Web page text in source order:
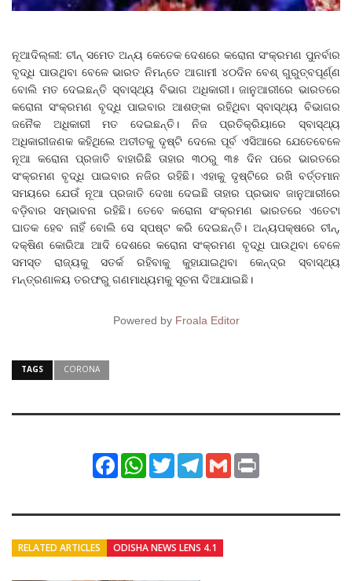
ନୂଆଦିଲ୍ଲୀ: ଚୀନ୍‌ ସମେତ ଅନ୍ୟ କେତେକ ଦେଶରେ କରୋନା ସଂକ୍ରମଣ ପୁନର୍ବାର
ବୃଦ୍ଧି ପାଉଥିବା ବେଳେ ଭାରତ ନିମନ୍ତେ ଆଗାମୀ ୪୦ଦିନ ବେଶ୍ ଗୁରୁତ୍ବପୂର୍ଣ୍ଣ
ବୋଲି ମତ ଦେଇଛନ୍ତି ସ୍ବାସ୍ଥ୍ୟ ବିଭାଗ ଅଧିକାରୀ। ଜାନୁଆରୀରେ ଭାରତରେ
କରୋନା ସଂକ୍ରମଣ ବୃଦ୍ଧି ପାଇବାର ଆଶଙ୍କା ରହିଥିବା ସ୍ବାସ୍ଥ୍ୟ ବିଭାଗର
ଜନୈକ ଅଧିକାରୀ ମତ ଦେଇଛନ୍ତି। ନିଜ ପ୍ରତିକ୍ରିୟାରେ ସ୍ବାସ୍ଥ୍ୟ
ଅଧିକାରୀଜଣକ କହିଥିଲେ ଅତୀତକୁ ଦୃଷ୍ଟି ଦେଲେ ପୂର୍ବ ଏସିଆରେ ଯେତେବେଳେ
ନୂଆ କରୋନା ପ୍ରଜାତି ବାହାରିଛି ତାହାର ୩୦ରୁ ୩୫ ଦିନ ପରେ ଭାରତରେ
ସଂକ୍ରମଣ ବୃଦ୍ଧି ପାଇବାର ନଜିର ରହିଛି। ଏହାକୁ ଦୃଷ୍ଟିରେ ରଖି ବର୍ତ୍ତମାନ
ସମୟରେ ଯେଉଁ ନୂଆ ପ୍ରଜାତି ଦେଖା ଦେଇଛି ତାହାର ପ୍ରଭାବ ଜାନୁଆରୀରେ
ବଡ଼ିବାର ସମ୍ଭାବନା ରହିଛି। ତେବେ କରୋନା ସଂକ୍ରମଣ ଭାରତରେ ଏତେଟା
ଘାତକ ହେବ ନାହିଁ ବୋଲି ସେ ସ୍ପଷ୍ଟ କରି ଦେଇଛନ୍ତି। ଅନ୍ୟପକ୍ଷରେ ଚୀନ୍‌,
ଦକ୍ଷିଣ କୋରିଆ ଆଦି ଦେଶରେ କରୋନା ସଂକ୍ରମଣ ବୃଦ୍ଧି ପାଉଥିବା ବେଳେ
ସମସ୍ତ ରାଜ୍ୟକୁ ସତର୍କ ରହିବାକୁ କୁହାଯାଇଥିବା କେନ୍ଦ୍ର ସ୍ବାସ୍ଥ୍ୟ
ମନ୍ତ୍ରଣାଳୟ ତରଫରୁ ଗଣମାଧ୍ୟମକୁ ସୂଚନା ଦିଆଯାଇଛି।
Powered by Froala Editor
TAGS CORONA
FacebookWhatsApp
TwitterTelegram
Gmail
RELATED ARTICLES ODISHA NEWS LENS 4.1